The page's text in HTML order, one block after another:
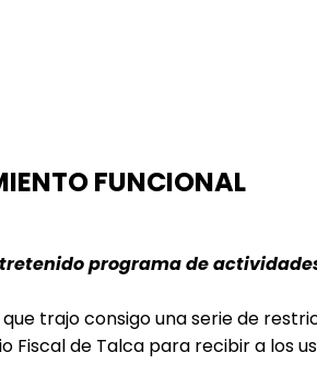
FUNCIONAL
programa de
trajo consigo una serie de
de Talca para recibir a los